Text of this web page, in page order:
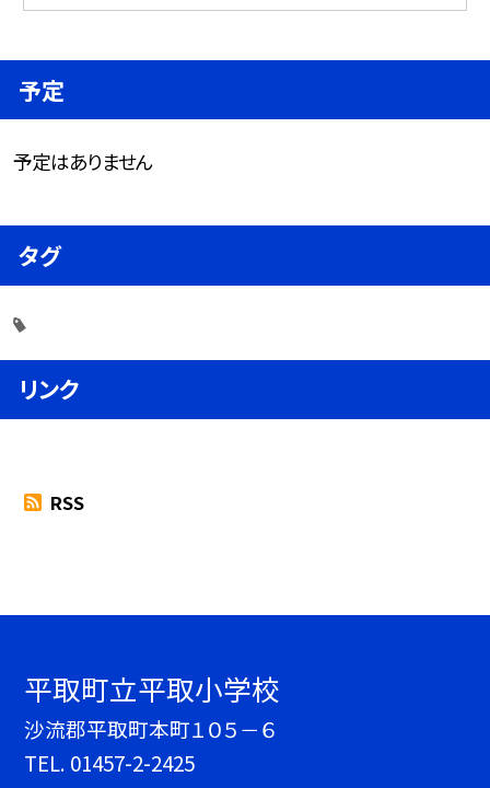
予定
予定はありません
タグ
リンク
RSS
平取町立平取小学校
沙流郡平取町本町１０５－６
TEL. 01457-2-2425